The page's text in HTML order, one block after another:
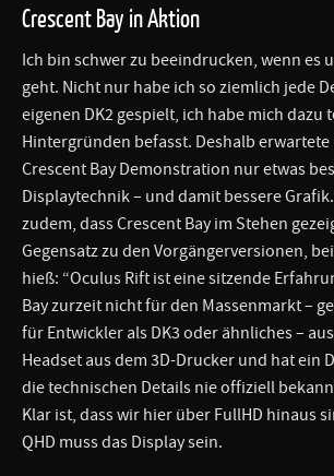
Crescent Bay in Aktion
Ich bin schwer zu beeindrucken, wenn es
geht. Nicht nur habe ich so ziemlich jede
eigenen DK2 gespielt, ich habe mich dazu
Hintergründen befasst. Deshalb erwartete
Crescent Bay Demonstration nur etwas
Displaytechnik – und damit bessere
zudem, dass Crescent Bay im Stehen
Gegensatz zu den Vorgängerversionen,
hieß: “Oculus Rift ist eine sitzende
Bay zurzeit nicht für den Massenmarkt –
für Entwickler als DK3 oder ähnliches –
Headset aus dem 3D-Drucker und hat ein
die technischen Details nie offiziell
Klar ist, dass wir hier über FullHD hinaus
QHD muss das Display sein.